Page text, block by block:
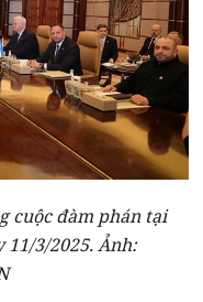
cuộc đàm phán tại
11/3/2025. Ảnh: